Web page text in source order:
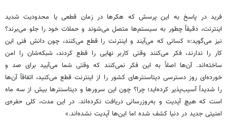
فرید در پاسخ به این پرسش که هکرها در زمان قطعی یا محدودیت شدید
اینترنت، دقیقاً چطور به سیستم‌ها متصل می‌شوند و حملات خود را جلو می‌برند؟
نیز می‌گوید:« کسانی که می‌آیند و اینترنت را قطع می‌کنند، چون دانش فنی این
کار را ندارند، فکر می‌کنند وقتی کاربر نهایی را قطع کردند، شبکه‌شان را امن
ساخته‌اند. آن‌ها اصلاً به این فکر نمی‌کنند که وقتی شما می‌آیید برای صد و
خورده‌ای روز دسترسی دیتاسنترهای کشور را از اینترنت قطع می‌کنید، اتفاقاً آن‌ها
را شدیداً آسیب‌پذیر کرده‌اید؛ چرا؟ چون این سرورها و دیتاسنترها بیش از سه ماه
است که هیچ آپدیت و به‌روزرسانی دریافت نکرده‌اند. در این مدت، کلی حفره‌ی
امنیتی جدید در دنیا کشف شده اما این‌ها آپدیت نشده‌اند.»